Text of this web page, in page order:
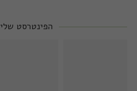
הפינטרסט שלי